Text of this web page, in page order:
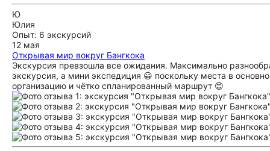
Ю
Юлия
Опыт: 6 экскурсий
12 мая
Открывая мир вокруг Бангкока
Экскурсия превзошла все ожидания. Максимально
экскурсия, а мини экспедиция 😀 поскольку места в
организацию и чётко спланированный маршрут 😊